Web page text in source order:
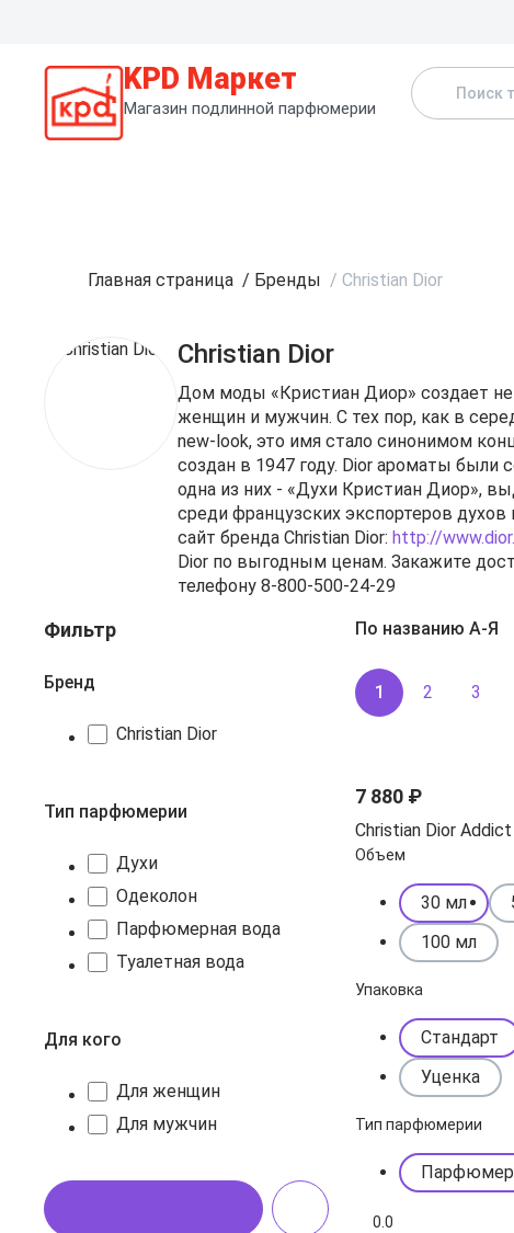
KPD Маркет
Магазин подлинной парфюмерии
Главная страница / Бренды / Christian Dior
Christian Dior
Дом моды «Кристиан Диор» создает
женщин и мужчин. С тех пор, как в
new-look, это имя стало синонимом
создан в 1947 году. Dior ароматы
одна из них - «Духи Кристиан Диор»,
среди французских экспортеров
сайт бренда Christian Dior: http://
Dior по выгодным ценам. Закажите
телефону 8-800-500-24-29
По названию А-Я
Фильтр
Бренд
Christian Dior
Тип парфюмерии
Духи
Одеколон
Парфюмерная вода
Туалетная вода
Для кого
Для женщин
Для мужчин
1 2 3
7 880 ₽
Christian Dior Addict
Объем
30 мл
100 мл
Упаковка
Стандарт
Уценка
Тип парфюмерии
0.0